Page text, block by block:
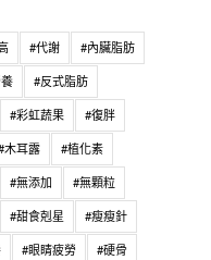
#代謝 #內臟脂肪
#反式脂肪
#彩虹蔬果 #復胖
木耳露 #植化素
#無添加 #無顆粒
#甜食剋星 #瘦瘦針
#眼睛疲勞 #硬骨